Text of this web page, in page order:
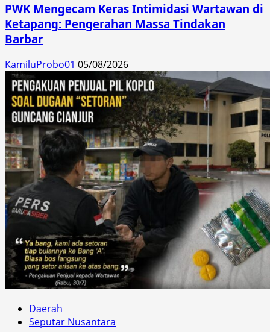
PWK Mengecam Keras Intimidasi Wartawan di
Ketapang: Pengerahan Massa Tindakan
Barbar
KamiluProbo01 05/08/2026
Daerah
Seputar Nusantara